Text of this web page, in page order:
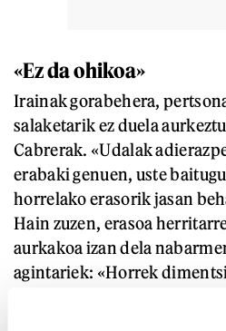
«Ez da ohikoa»
Irainak gorabehera,
salaketarik ez duela
Cabrerak. «Udalak
erabaki genuen, uste
horrelako erasorik jasan
Hain zuzen, erasoa
aurkakoa izan dela
agintariek: «Horrek
eta agerian uzten du
adierazpenei aurre egin